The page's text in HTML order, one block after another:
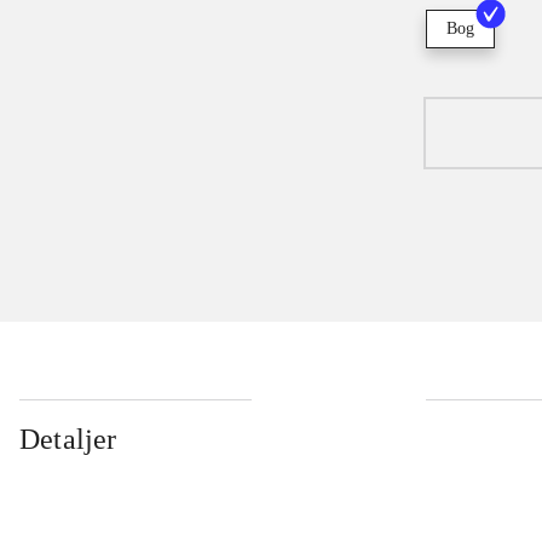
Bog
Detaljer